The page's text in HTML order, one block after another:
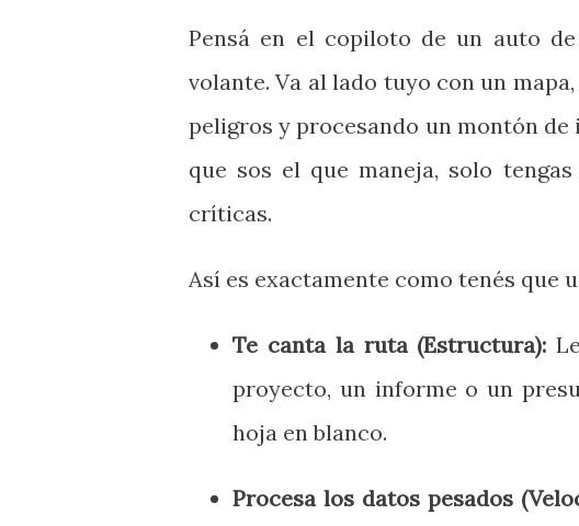
Pensá en el copiloto de un auto
volante. Va al lado tuyo con un
peligros y procesando un montón
que sos el que maneja, solo
críticas.
Así es exactamente como tenés que
Te canta la ruta (Estructura):
proyecto, un informe o un
hoja en blanco.
Procesa los datos pesados